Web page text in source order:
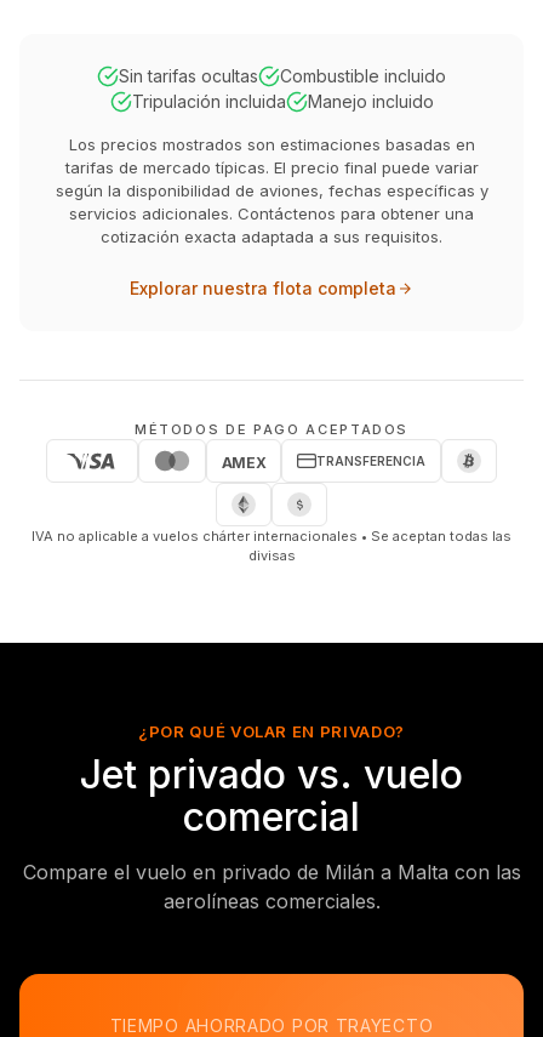
Sin tarifas ocultas
Combustible incluido
Tripulación incluida
Manejo incluido
Los precios mostrados son estimaciones basadas en
tarifas de mercado típicas. El precio final puede variar
según la disponibilidad de aviones, fechas específicas y
servicios adicionales. Contáctenos para obtener una
cotización exacta adaptada a sus requisitos.
Explorar nuestra flota completa
MÉTODOS DE PAGO ACEPTADOS
AMEX TRANSFERENCIA
IVA no aplicable a vuelos chárter internacionales • Se aceptan todas las
divisas
¿POR QUÉ VOLAR EN PRIVADO?
Jet privado vs. vuelo
comercial
Compare el vuelo en privado de Milán a Malta con las
aerolíneas comerciales.
TIEMPO AHORRADO POR TRAYECTO